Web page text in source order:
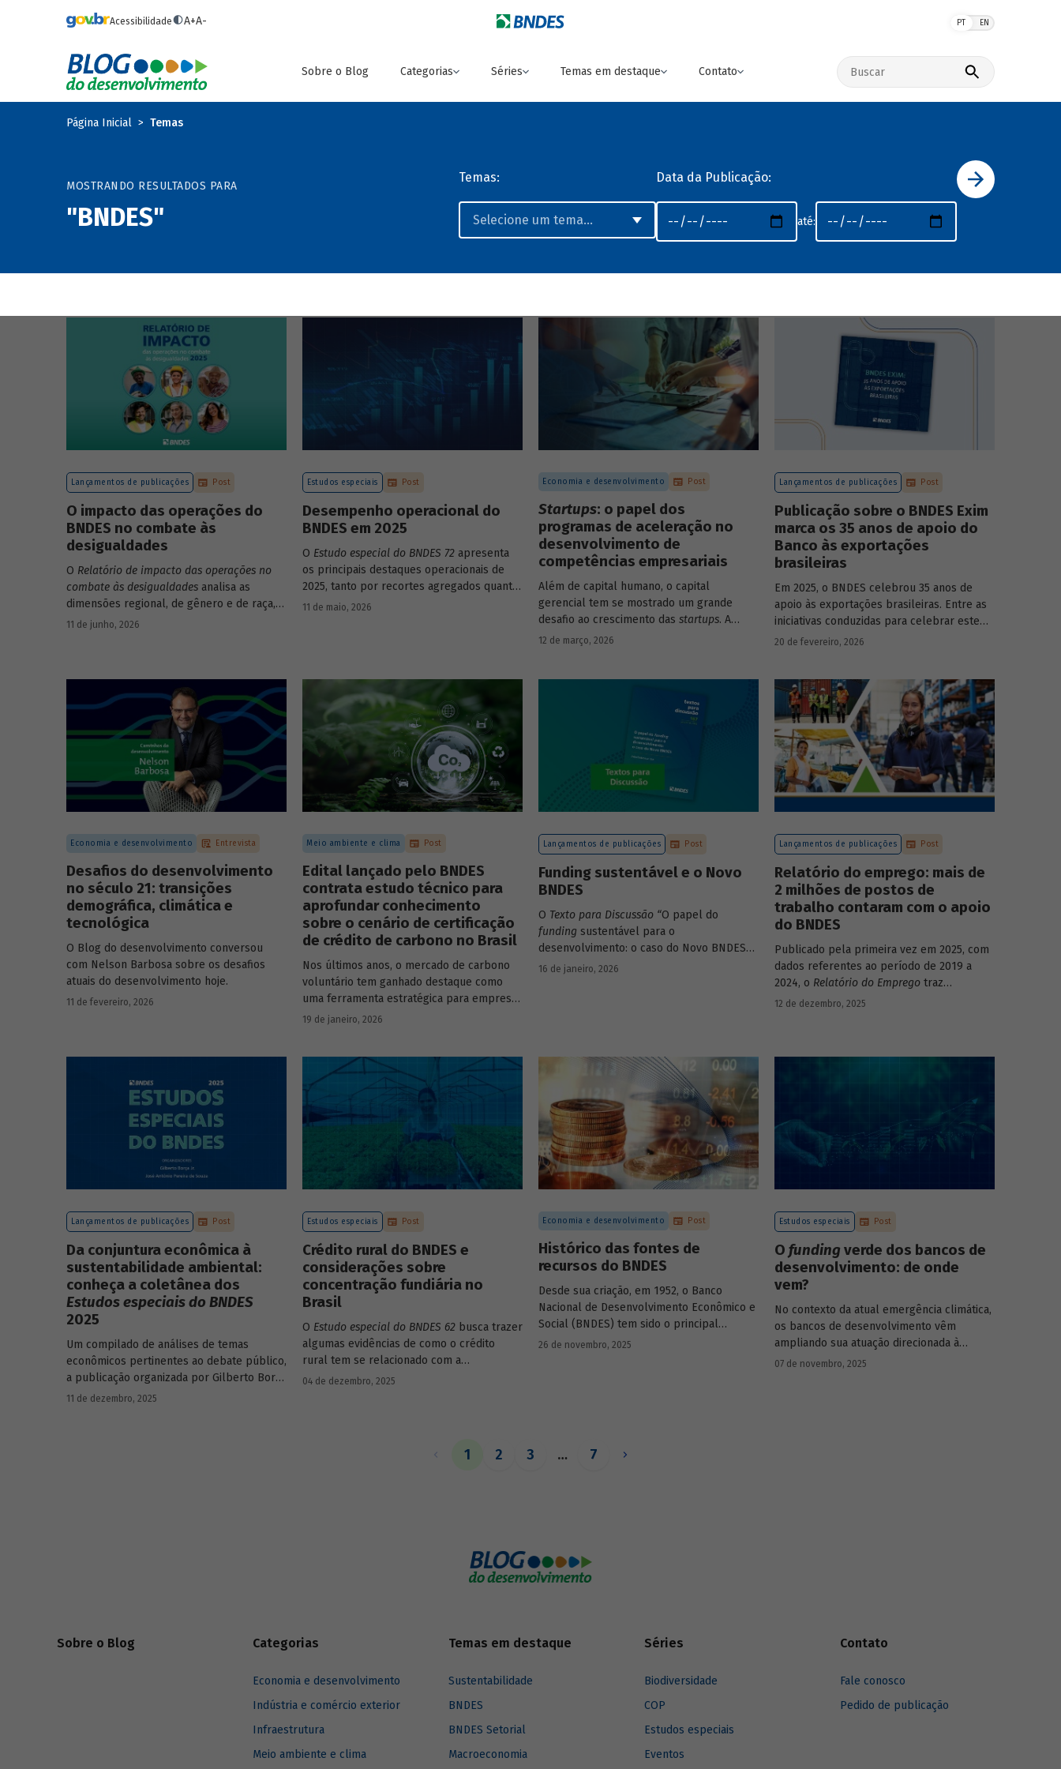
Acessibilidade A+A- PT EN
Sobre o Blog Categorias Séries Temas em destaque Contato
Buscar no site
Página Inicial Temas
MOSTRANDO RESULTADOS PARA
"BNDES"
Temas: Data da Publicação:
até:
Lançamentos de publicações Post
O impacto das operações do
BNDES no combate às
desigualdades
O Relatório de impacto das operações no
combate às desigualdades analisa as
dimensões regional, de gênero e de raça,
que contribuem para a elevada
11 de junho, 2026
Estudos especiais Post
Desempenho operacional do
BNDES em 2025
O Estudo especial do BNDES 72 apresenta
os principais destaques operacionais de
2025, tanto por recortes agregados quanto
em relação a atuações mais específicas do
11 de maio, 2026
Economia e desenvolvimento Post
Startups: o papel dos
programas de aceleração no
desenvolvimento de
competências empresariais
Além de capital humano, o capital
gerencial tem se mostrado um grande
desafio ao crescimento das startups. A
avaliação do BNDES Garagem demonstra
12 de março, 2026
Lançamentos de publicações Post
Publicação sobre o BNDES Exim
marca os 35 anos de apoio do
Banco às exportações
brasileiras
Em 2025, o BNDES celebrou 35 anos de
apoio às exportações brasileiras. Entre as
iniciativas conduzidas para celebrar este
marco, relevante tanto para a instituição
lançamento da publicação “BNDES Exim: 35
anos de apoio às exportações brasileiras”.
20 de fevereiro, 2026
Economia e desenvolvimento Entrevista
Desafios do desenvolvimento
no século 21: transições
demográfica, climática e
tecnológica
O Blog do desenvolvimento conversou
com Nelson Barbosa sobre os desafios
atuais do desenvolvimento hoje.
11 de fevereiro, 2026
Meio ambiente e clima Post
Edital lançado pelo BNDES
contrata estudo técnico para
aprofundar conhecimento
sobre o cenário de certificação
de crédito de carbono no Brasil
Nos últimos anos, o mercado de carbono
voluntário tem ganhado destaque como
uma ferramenta estratégica para empresas
que buscam reduzir sua pegada de
19 de janeiro, 2026
Lançamentos de publicações Post
Funding sustentável e o Novo
BNDES
O Texto para Discussão “O papel do
funding sustentável para o
desenvolvimento: o caso do Novo BNDES”
de autoria de João Emboava Vaz, analisa a
16 de janeiro, 2026
Lançamentos de publicações Post
Relatório do emprego: mais de
2 milhões de postos de
trabalho contaram com o apoio
do BNDES
Publicado pela primeira vez em 2025, com
dados referentes ao período de 2019 a
2024, o Relatório do Emprego traz
resultados relativos às contribuições da
12 de dezembro, 2025
Lançamentos de publicações Post
Da conjuntura econômica à
sustentabilidade ambiental:
conheça a coletânea dos
Estudos especiais do BNDES
2025
Um compilado de análises de temas
econômicos pertinentes ao debate público,
a publicação organizada por Gilberto Borça
e José Antônio Pereira de Souza,
11 de dezembro, 2025
Estudos especiais Post
Crédito rural do BNDES e
considerações sobre
concentração fundiária no
Brasil
O Estudo especial do BNDES 62 busca trazer
algumas evidências de como o crédito
rural tem se relacionado com a
concentração de terras no país e qual o
04 de dezembro, 2025
Economia e desenvolvimento Post
Histórico das fontes de
recursos do BNDES
Desde sua criação, em 1952, o Banco
Nacional de Desenvolvimento Econômico e
Social (BNDES) tem sido o principal
financiador do desenvolvimento brasileiro,
26 de novembro, 2025
Estudos especiais Post
O funding verde dos bancos de
desenvolvimento: de onde
vem?
No contexto da atual emergência climática,
os bancos de desenvolvimento vêm
ampliando sua atuação direcionada à
descarbonização e preservação ambiental
07 de novembro, 2025
1 2 3 … 7
Sobre o Blog Categorias
Economia e desenvolvimento
Indústria e comércio exterior
Infraestrutura
Meio ambiente e clima
Temas em destaque
Sustentabilidade
BNDES
BNDES Setorial
Macroeconomia
Séries
Biodiversidade
COP
Estudos especiais
Eventos
Contato
Fale conosco
Pedido de publicação